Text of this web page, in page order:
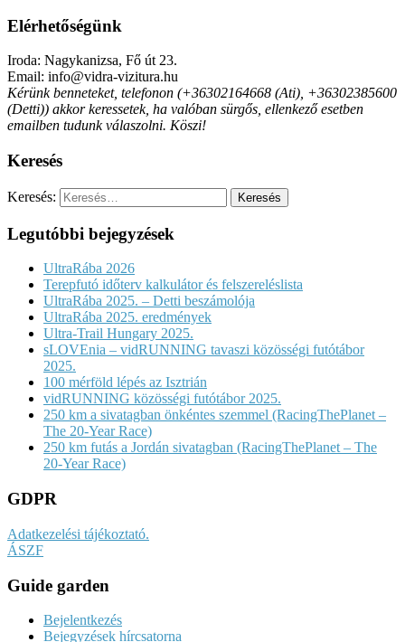
Elérhetőségünk
Iroda: Nagykanizsa, Fő út 23.
Email: info@vidra-vizitura.hu
Kérünk benneteket, telefonon (+36302164668 (Ati), +36302385600
(Detti)) akkor keressetek, ha valóban sürgős, ellenkező esetben
emailben tudunk válaszolni. Köszi!
Keresés
Keresés:
Legutóbbi bejegyzések
UltraRába 2026
Terepfutó időterv kalkulátor és felszereléslista
UltraRába 2025. – Detti beszámolója
UltraRába 2025. eredmények
Ultra-Trail Hungary 2025.
sLOVEnia – vidRUNNING tavaszi közösségi futótábor
2025.
100 mérföld lépés az Isztrián
vidRUNNING közösségi futótábor 2025.
250 km a sivatagban önkéntes szemmel (RacingThePlanet –
The 20-Year Race)
250 km futás a Jordán sivatagban (RacingThePlanet – The
20-Year Race)
GDPR
Adatkezelési tájékoztató.
ÁSZF
Guide garden
Bejelentkezés
Bejegyzések hírcsatorna